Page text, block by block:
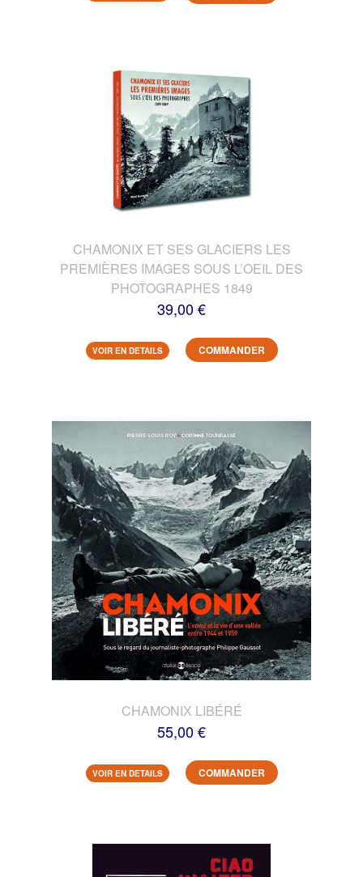
CHAMONIX ET SES GLACIERS LES
PREMIÈRES IMAGES SOUS L’OEIL DES
PHOTOGRAPHES 1849
39,00 €
VOIR EN DETAILS COMMANDER
CHAMONIX LIBÉRÉ
55,00 €
VOIR EN DETAILS COMMANDER